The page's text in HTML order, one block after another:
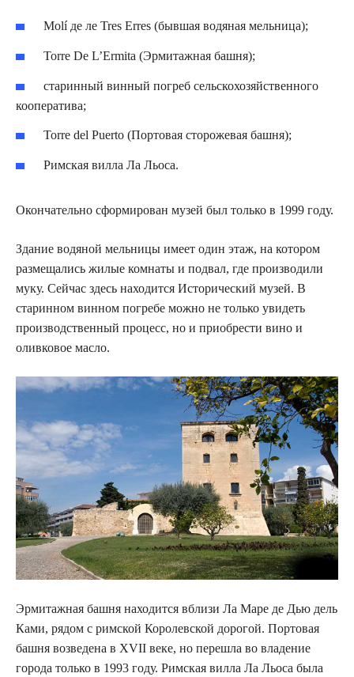
Molí де ле Tres Erres (бывшая водяная мельница);
Torre De L’Ermita (Эрмитажная башня);
старинный винный погреб сельскохозяйственного
кооператива;
Torre del Puerto (Портовая сторожевая башня);
Римская вилла Ла Льоса.
Окончательно сформирован музей был только в 1999 году.
Здание водяной мельницы имеет один этаж, на котором
размещались жилые комнаты и подвал, где производили
муку. Сейчас здесь находится Исторический музей. В
старинном винном погребе можно не только увидеть
производственный процесс, но и приобрести вино и
оливковое масло.
Эрмитажная башня находится вблизи Ла Маре де Дью дель
Ками, рядом с римской Королевской дорогой. Портовая
башня возведена в XVII веке, но перешла во владение
города только в 1993 году. Римская вилла Ла Льоса была